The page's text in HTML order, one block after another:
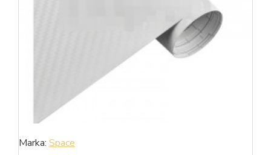
Marka: Space